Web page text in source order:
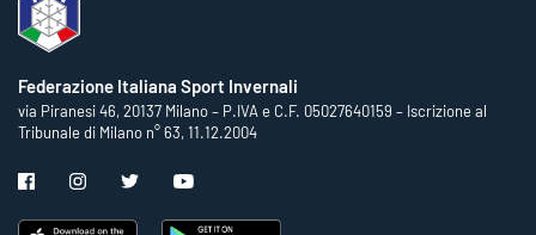
Federazione Italiana Sport Invernali
via Piranesi 46, 20137 Milano – P.IVA e C.F. 05027640159 – Iscrizione al
Tribunale di Milano n° 63, 11.12.2004